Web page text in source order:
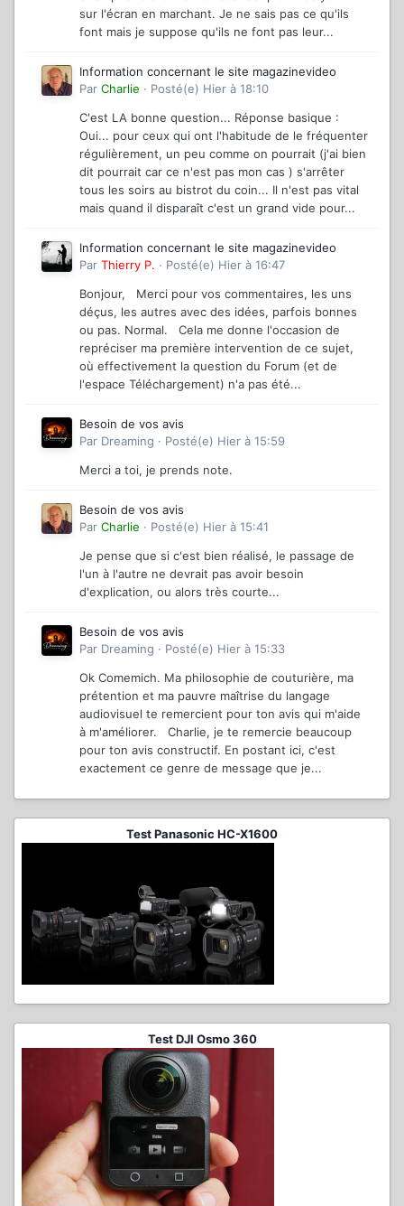
sur l'écran en marchant. Je ne sais pas ce qu'ils
font mais je suppose qu'ils ne font pas leur...
Information concernant le site magazinevideo
Par Charlie · Posté(e) Hier à 18:10
C'est LA bonne question... Réponse basique :
Oui... pour ceux qui ont l'habitude de le fréquenter
régulièrement, un peu comme on pourrait (j'ai bien
dit pourrait car ce n'est pas mon cas ) s'arrêter
tous les soirs au bistrot du coin... Il n'est pas vital
mais quand il disparaît c'est un grand vide pour...
Information concernant le site magazinevideo
Par Thierry P. · Posté(e) Hier à 16:47
Bonjour, Merci pour vos commentaires, les uns
déçus, les autres avec des idées, parfois bonnes
ou pas. Normal. Cela me donne l'occasion de
repréciser ma première intervention de ce sujet,
où effectivement la question du Forum (et de
l'espace Téléchargement) n'a pas été...
Besoin de vos avis
Par Dreaming · Posté(e) Hier à 15:59
Merci a toi, je prends note.
Besoin de vos avis
Par Charlie · Posté(e) Hier à 15:41
Je pense que si c'est bien réalisé, le passage de
l'un à l'autre ne devrait pas avoir besoin
d'explication, ou alors très courte...
Besoin de vos avis
Par Dreaming · Posté(e) Hier à 15:33
Ok Comemich. Ma philosophie de couturière, ma
prétention et ma pauvre maîtrise du langage
audiovisuel te remercient pour ton avis qui m'aide
à m'améliorer. Charlie, je te remercie beaucoup
pour ton avis constructif. En postant ici, c'est
exactement ce genre de message que je...
Test Panasonic HC-X1600
Test DJI Osmo 360